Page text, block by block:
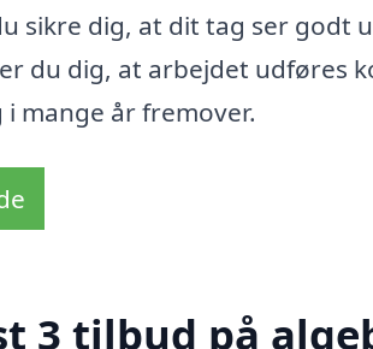
sikre dig, at dit tag ser godt
du dig, at arbejdet udføres
mange år fremover.
3 tilbud på